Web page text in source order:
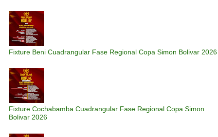
Fixture Beni Cuadrangular Fase Regional Copa Simon Bolivar 2026
Fixture Cochabamba Cuadrangular Fase Regional Copa Simon
Bolivar 2026